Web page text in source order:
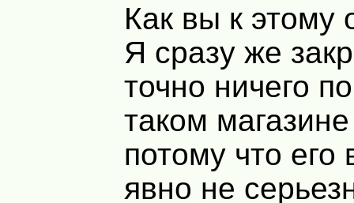
Как вы к этому
Я сразу же
точно ничего
таком
потому что
явно не